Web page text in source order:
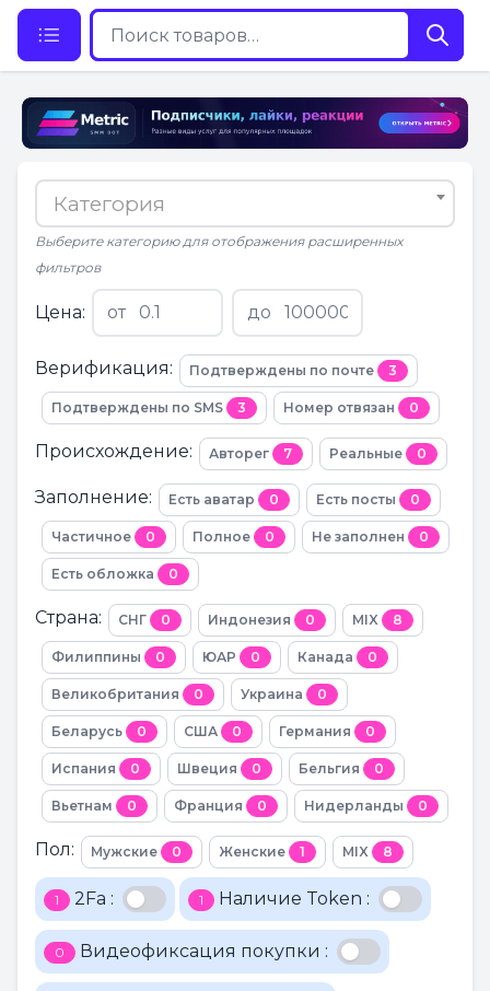
Категория
Выберите категорию для отображения расширенных
фильтров
Цена: от до
Верификация: Подтверждены по почте 3
Подтверждены по SMS 3 Номер отвязан 0
Происхождение: Авторег 7 Реальные 0
Заполнение: Есть аватар 0 Есть посты 0
Частичное 0 Полное 0 Не заполнен 0
Есть обложка 0
Страна: СНГ 0 Индонезия 0 MIX 8
Филиппины 0 ЮАР 0 Канада 0
Великобритания 0 Украина 0
Беларусь 0 США 0 Германия 0
Испания 0 Швеция 0 Бельгия 0
Вьетнам 0 Франция 0 Нидерланды 0
Пол: Мужские 0 Женские 1 MIX 8
1 2Fa : 1 Наличие Token :
0 Видеофиксация покупки :